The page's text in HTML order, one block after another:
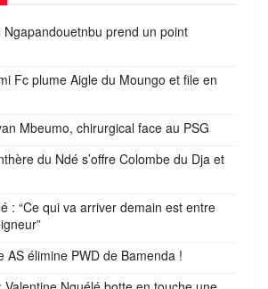
Ngapandouetnbu prend un point
Fc plume Aigle du Moungo et file en
Mbeumo, chirurgical face au PSG
du Ndé s’offre Colombe du Dja et
: “Ce qui va arriver demain est entre
AS élimine PWD de Bamenda !